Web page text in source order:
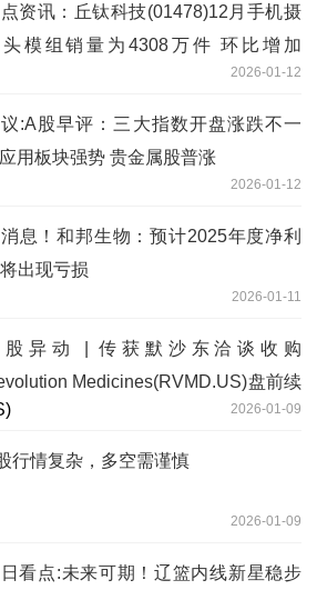
资讯：丘钛科技(01478)12月手机摄
模组销量为4308万件 环比增加
2026-01-12
:A股早评：三大指数开盘涨跌不一
用板块强势 贵金属股普涨
2026-01-12
息！和邦生物：预计2025年度净利
出现亏损
2026-01-11
股异动 | 传获默沙东洽谈收购
Medicines(RVMD.US)盘前续
15%
2026-01-09
行情复杂，多空需谨慎
2026-01-09
看点:未来可期！辽篮内线新星稳步